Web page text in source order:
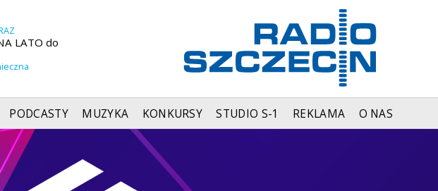
LATO do
PODCASTY MUZYKA KONKURSY STUDIO S-1 REKLAMA O NAS